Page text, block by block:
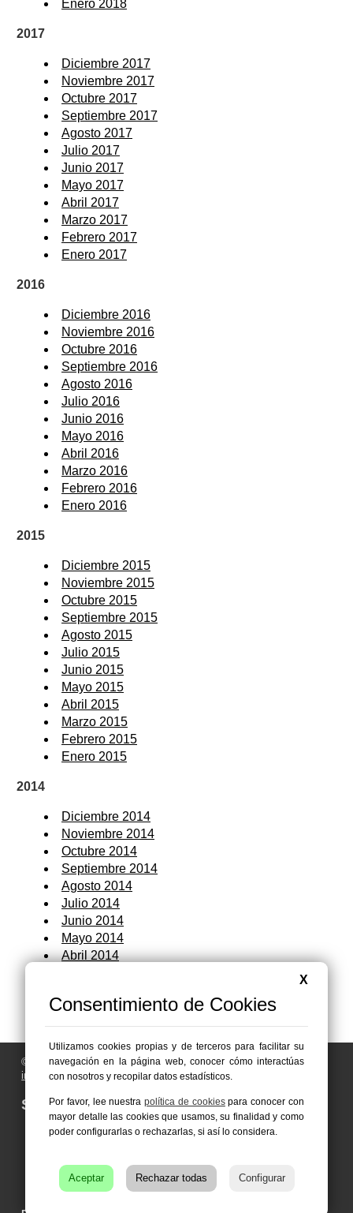
Enero 2018
2017
Diciembre 2017
Noviembre 2017
Octubre 2017
Septiembre 2017
Agosto 2017
Julio 2017
Junio 2017
Mayo 2017
Abril 2017
Marzo 2017
Febrero 2017
Enero 2017
2016
Diciembre 2016
Noviembre 2016
Octubre 2016
Septiembre 2016
Agosto 2016
Julio 2016
Junio 2016
Mayo 2016
Abril 2016
Marzo 2016
Febrero 2016
Enero 2016
2015
Diciembre 2015
Noviembre 2015
Octubre 2015
Septiembre 2015
Agosto 2015
Julio 2015
Junio 2015
Mayo 2015
Abril 2015
Marzo 2015
Febrero 2015
Enero 2015
2014
Diciembre 2014
Noviembre 2014
Octubre 2014
Septiembre 2014
Agosto 2014
Julio 2014
Junio 2014
Mayo 2014
Abril 2014
Enero 2014
© 2006 - 2026 Portal de Abarán Noticias
info@portaldeabaran.es
Síguenos en:
X
Consentimiento de Cookies
Utilizamos cookies propias y de terceros para facilitar su
navegación en la página web, conocer cómo interactúas
con nosotros y recopilar datos estadísticos.
Por favor, lee nuestrapolítica de cookiespara conocer con
mayor detalle las cookies que usamos, su finalidad y como
poder configurarlas o rechazarlas, si así lo considera.
Aceptar Rechazar todas Configurar